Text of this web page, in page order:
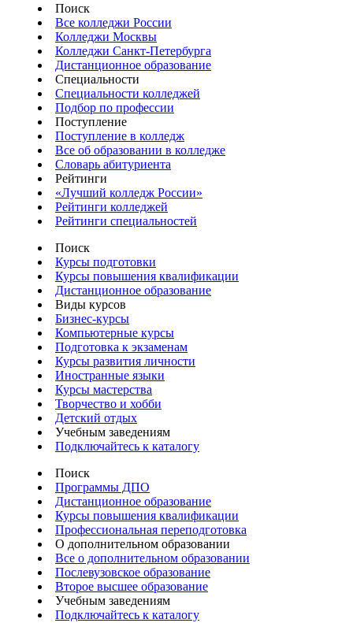
Поиск
Все колледжи России
Колледжи Москвы
Колледжи Санкт-Петербурга
Дистанционное образование
Специальности
Специальности колледжей
Подбор по профессии
Поступление
Поступление в колледж
Все об образовании в колледже
Словарь абитуриента
Рейтинги
«Лучший колледж России»
Рейтинги колледжей
Рейтинги специальностей
Поиск
Курсы подготовки
Курсы повышения квалификации
Дистанционное образование
Виды курсов
Бизнес-курсы
Компьютерные курсы
Подготовка к экзаменам
Курсы развития личности
Иностранные языки
Курсы мастерства
Творчество и хобби
Детский отдых
Учебным заведениям
Подключайтесь к каталогу
Поиск
Программы ДПО
Дистанционное образование
Курсы повышения квалификации
Профессиональная переподготовка
О дополнительном образовании
Все о дополнительном образовании
Послевузовское образование
Второе высшее образование
Учебным заведениям
Подключайтесь к каталогу